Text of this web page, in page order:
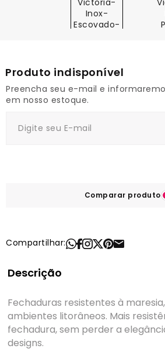
Preencha seu e-mail e
em nosso estoque.
Comparar produto
Compartilhar:
Descrição
Fechaduras resistentes à
ambientes litorâneos. Mais
fechadura, sem perder a
designs.